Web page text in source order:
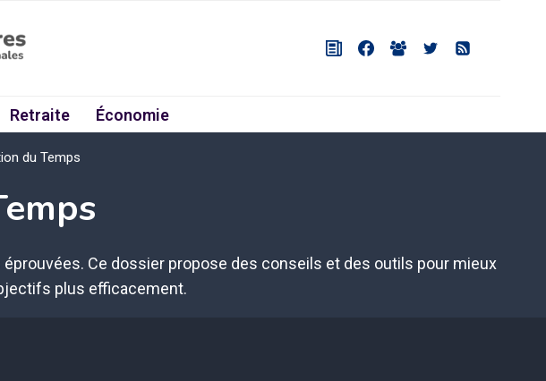
Retraite Économie
du Temps
Ce dossier propose des conseils et des outils pour mieux
plus efficacement.